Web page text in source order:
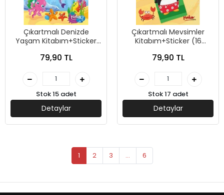
Çıkartmalı Denizde
Yaşam Kitabım+Sticker
Yayınları
79,90 TL
Stok 15 adet
Detaylar
Çıkartmalı Mevsimler
Kitabım+Sticker (16
79,90 TL
Stok 17 adet
Detaylar
1 2 3 ... 6